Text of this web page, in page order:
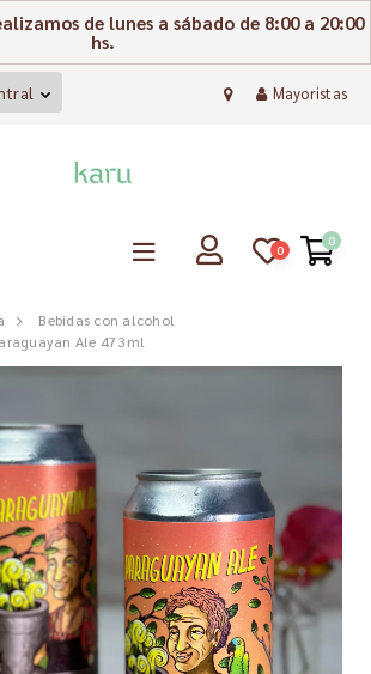
de lunes a sábado de 8:00 a 20:00
hs.
Mayoristas
0
0
Bebidas con alcohol
Ale 473ml